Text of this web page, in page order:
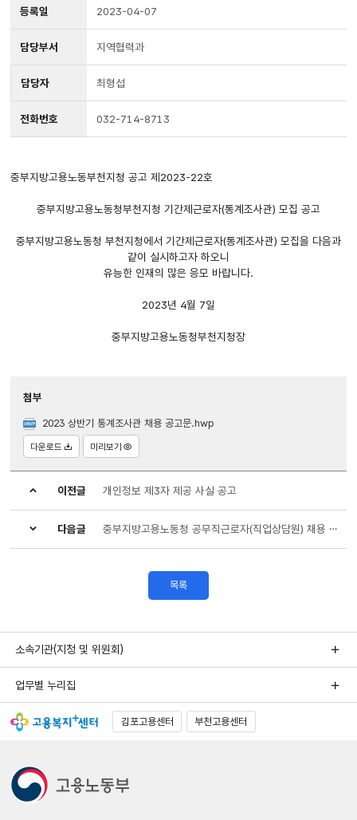
등록일 2023-04-07
담당부서 지역협력과
담당자 최형섭
전화번호 032-714-8713
중부지방고용노동부천지청 공고 제2023-22호
중부지방고용노동청부천지청 기간제근로자(통계조사관) 모집 공고
중부지방고용노동청 부천지청에서 기간제근로자(통계조사관) 모집을 다음과
같이 실시하고자 하오니
유능한 인재의 많은 응모 바랍니다.
2023년 4월 7일
중부지방고용노동청부천지청장
첨부
2023 상반기 통계조사관 채용 공고문.hwp
다운로드 미리보기
이전글 개인정보 제3자 제공 사실 공고
다음글 중부지방고용노동청 공무직근로자(직업상담원) 채용 공고
목록
소속기관(지청 및 위원회)
업무별 누리집
김포고용센터 부천고용센터